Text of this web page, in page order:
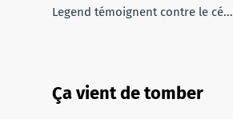
Legend témoignent contre le cé...
Ça vient de tomber